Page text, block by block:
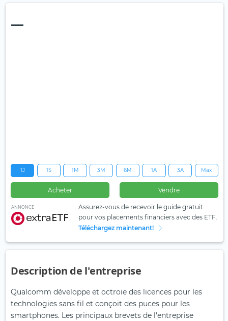
—
1J 1S 1M 3M 6M 1A 3A Max
Acheter Vendre
ANNONCE
Assurez-vous de recevoir le guide gratuit
pour vos placements financiers avec des ETF.
Téléchargez maintenant!
Description de l'entreprise
Qualcomm développe et octroie des licences pour les
technologies sans fil et conçoit des puces pour les
smartphones. Les principaux brevets de l'entreprise